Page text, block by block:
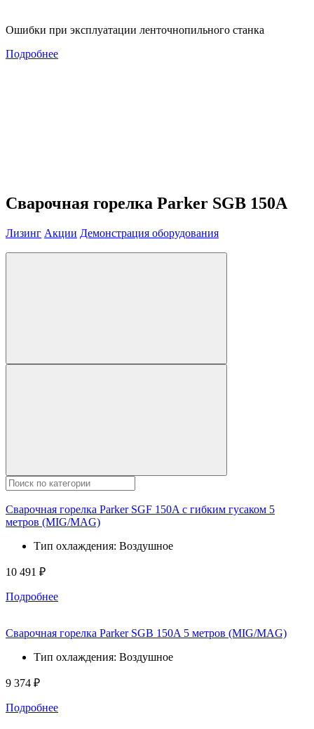
Ошибки при эксплуатации ленточнопильного станка
Подробнее
Сварочная горелка Parker SGB 150A
Лизинг Акции Демонстрация оборудования
Сварочная горелка Parker SGF 150A с гибким гусаком 5
метров (MIG/MAG)
Тип охлаждения: Воздушное
10 491 ₽
Подробнее
Сварочная горелка Parker SGB 150A 5 метров (MIG/MAG)
Тип охлаждения: Воздушное
9 374 ₽
Подробнее